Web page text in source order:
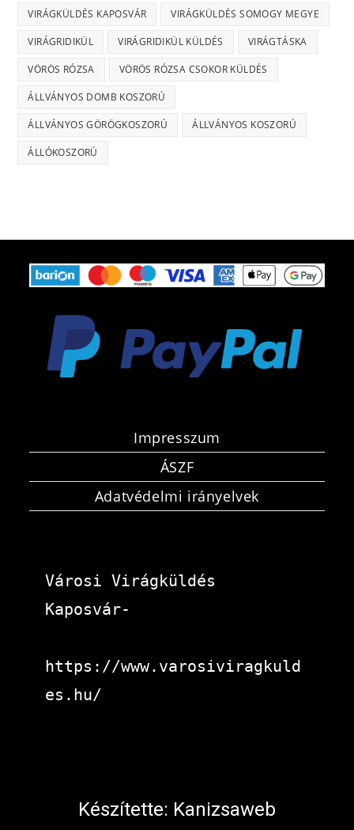
VIRÁGKÜLDÉS KAPOSVÁR VIRÁGKÜLDÉS SOMOGY MEGYE
VIRÁGRIDIKÜL VIRÁGRIDIKÜL KÜLDÉS VIRÁGTÁSKA
VÖRÖS RÓZSA VÖRÖS RÓZSA CSOKOR KÜLDÉS
ÁLLVÁNYOS DOMB KOSZORÚ
ÁLLVÁNYOS GÖRÖGKOSZORÚ ÁLLVÁNYOS KOSZORÚ
ÁLLÓKOSZORÚ
Impresszum
ÁSZF
Adatvédelmi irányelvek
Városi Virágküldés
Kaposvár-
https://www.varosiviragkuld
es.hu/
Készítette: Kanizsaweb